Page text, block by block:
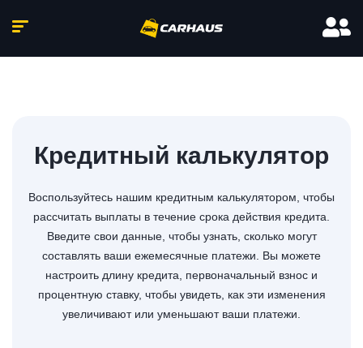
Кредитный калькулятор
Воспользуйтесь нашим кредитным калькулятором, чтобы
рассчитать выплаты в течение срока действия кредита.
Введите свои данные, чтобы узнать, сколько могут
составлять ваши ежемесячные платежи. Вы можете
настроить длину кредита, первоначальный взнос и
процентную ставку, чтобы увидеть, как эти изменения
увеличивают или уменьшают ваши платежи.